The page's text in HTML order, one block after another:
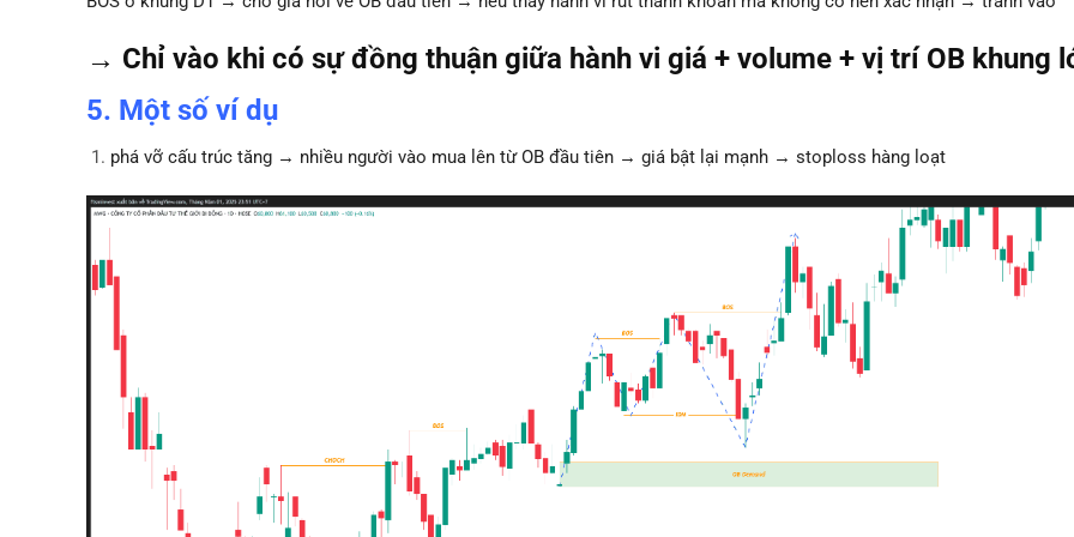
→ Chỉ vào khi có sự đồng thuận giữa hành vi giá + volume + vị trí OB khung
5. Một số ví dụ
phá vỡ cấu trúc tăng → nhiều người vào mua lên từ OB đầu tiên → giá bật lại mạnh → stoploss hàng loạt